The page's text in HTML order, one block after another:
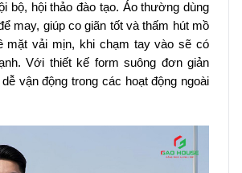
bộ, hội thảo đào tạo. Áo thường dùng
may, giúp co giãn tốt và thấm hút mồ
mặt vải mịn, khi chạm tay vào sẽ có
Với thiết kế form suông đơn giản
vận động trong các hoạt động ngoài